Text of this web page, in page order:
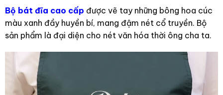
Bộ bát đĩa cao cấp được vẽ tay những bông hoa cúc
màu xanh đầy huyền bí, mang đậm nét cổ truyền. Bộ
sản phẩm là đại diện cho nét văn hóa thời ông cha ta.